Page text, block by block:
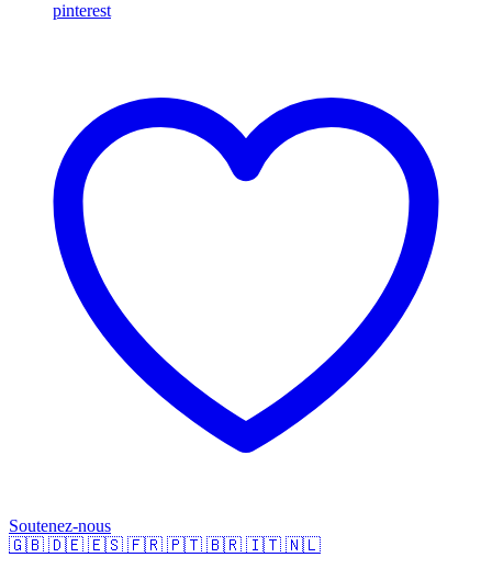
pinterest
Soutenez-nous
🇬🇧 🇩🇪 🇪🇸 🇫🇷 🇵🇹 🇧🇷 🇮🇹 🇳🇱